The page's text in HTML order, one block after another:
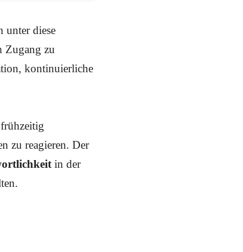
unter diese
Zugang zu
kontinuierliche
zu reagieren. Der
in der